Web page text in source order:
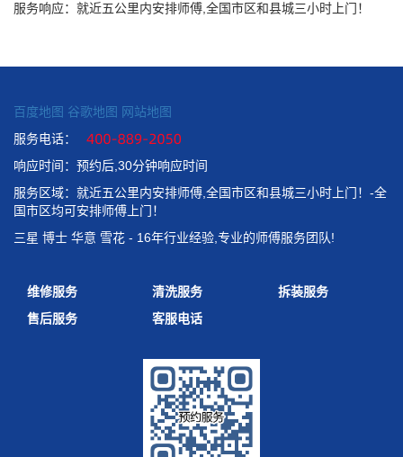
服务响应：就近五公里内安排师傅,全国市区和县城三小时上门！
百度地图 谷歌地图 网站地图
服务电话：
响应时间：预约后,30分钟响应时间
服务区域：就近五公里内安排师傅,全国市区和县城三小时上门！-全
国市区均可安排师傅上门！
三星 博士 华意 雪花 - 16年行业经验,专业的师傅服务团队!
维修服务 清洗服务
拆装服务
售后服务
客服电话